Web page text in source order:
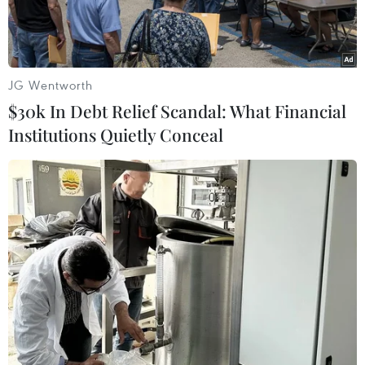
virus.
Phó Thủ tướng Chính phủ Vũ Đức Đam phát biểu chỉ đạo. (Ảnh:
Phạm Kiên/TTXVN)
Tại cuộc họp trực tuyến giữa Thường trực Ban
JG Wentworth
$30k In Debt Relief Scandal: What Financial
Institutions Quietly Conceal